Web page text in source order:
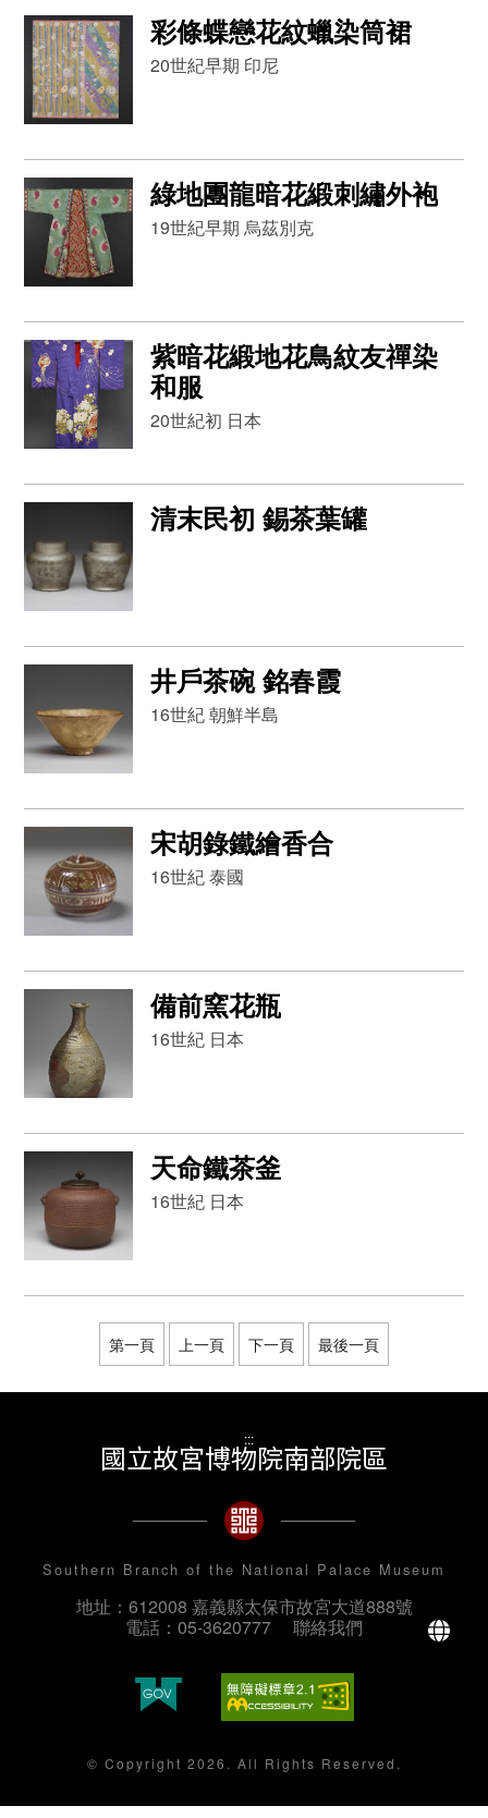
彩條蝶戀花紋蠟染筒裙
20世紀早期 印尼
綠地團龍暗花緞刺繡外袍
19世紀早期 烏茲別克
紫暗花緞地花鳥紋友禪染
和服
20世紀初 日本
清末民初 錫茶葉罐
井戶茶碗 銘春霞
16世紀 朝鮮半島
宋胡錄鐵繪香合
16世紀 泰國
備前窯花瓶
16世紀 日本
天命鐵茶釜
16世紀 日本
第一頁 上一頁 下一頁 最後一頁
:::
國立故宮博物院南部院區
Southern Branch of the National Palace Museum
地址：612008 嘉義縣太保市故宮大道888號
電話：05-3620777
聯絡我們
© Copyright 2026. All Rights Reserved.